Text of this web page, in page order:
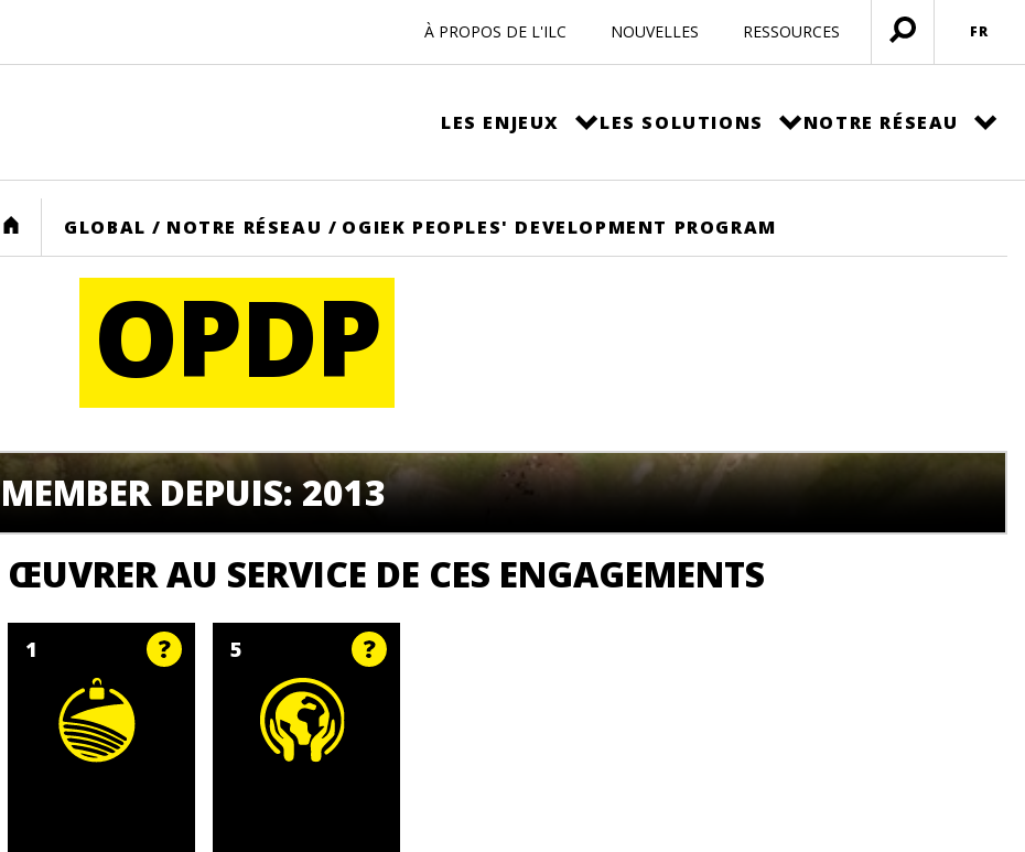
À PROPOS DE L'ILC NOUVELLES RESSOURCES
Ouvrir
menu
FR
LES ENJEUX LES SOLUTIONS NOTRE RÉSEAU
HOME GLOBAL / NOTRE RÉSEAU / OGIEK PEOPLES' DEVELOPMENT PROGRAM
OPDP
MEMBER DEPUIS: 2013
ŒUVRER AU SERVICE DE CES ENGAGEMENTS
1 5